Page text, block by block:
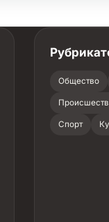
Общество
Спорт